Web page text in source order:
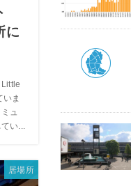
に
Little
ま
ュ
い...
居場所